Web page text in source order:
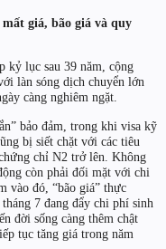
giá, bão giá và quy
kỷ lục sau 39 năm, cộng
làn sóng dịch chuyển lớn
càng nghiêm ngặt.
bảo đảm, trong khi visa kỹ
bị siết chặt với các tiêu
chỉ N2 trở lên. Không
còn phải đối mặt với chi
vào đó, “bão giá” thực
7 đang đẩy chi phí sinh
đời sống càng thêm chật
tục tăng giá trong năm